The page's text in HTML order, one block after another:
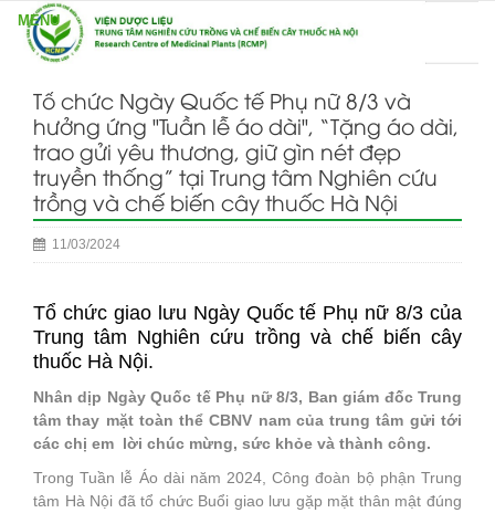
Tổ chức Ngày Quốc tế Phụ nữ 8/3 và
hưởng ứng "Tuần lễ áo dài", “Tặng áo dài,
trao gửi yêu thương, giữ gìn nét đẹp
truyền thống” tại Trung tâm Nghiên cứu
trồng và chế biến cây thuốc Hà Nội
11/03/2024
Tổ chức giao lưu Ngày Quốc tế Phụ nữ 8/3 của
Trung tâm Nghiên cứu trồng và chế biến cây
thuốc Hà Nội.
Nhân dịp Ngày Quốc tế Phụ nữ 8/3, Ban giám đốc Trung
tâm thay mặt toàn thể CBNV nam của trung tâm gửi tới
các chị em lời chúc mừng, sức khỏe và thành công.
Trong Tuần lễ Áo dài năm 2024, Công đoàn bộ phận Trung
tâm Hà Nội đã tổ chức Buổi giao lưu gặp mặt thân mật đúng